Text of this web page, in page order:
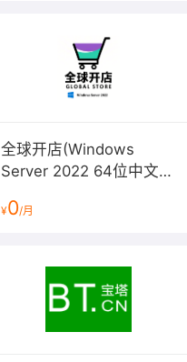
全球开店(Windows
Server 2022 64位中文版
¥0/月